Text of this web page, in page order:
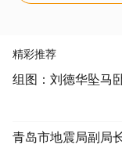
精彩推荐
组图：刘德华坠马
青岛市地震局副局